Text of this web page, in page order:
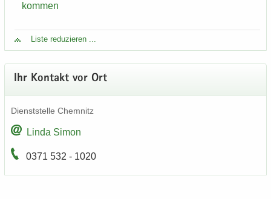
kom­men
Liste re­du­zie­ren ...
Ihr Kon­takt vor Ort
Dienst­stel­le Chem­nitz
Linda Simon
0371 532 - 1020